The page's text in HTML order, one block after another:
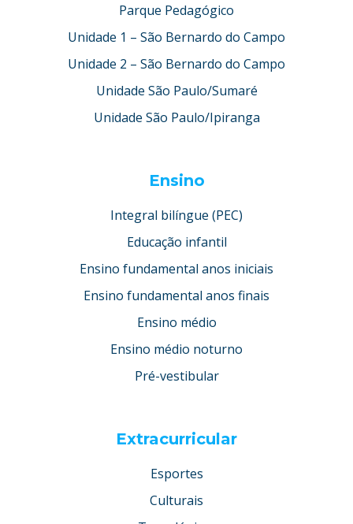
Parque Pedagógico
Unidade 1 – São Bernardo do Campo
Unidade 2 – São Bernardo do Campo
Unidade São Paulo/Sumaré
Unidade São Paulo/Ipiranga
Ensino
Integral bilíngue (PEC)
Educação infantil
Ensino fundamental anos iniciais
Ensino fundamental anos finais
Ensino médio
Ensino médio noturno
Pré-vestibular
Extracurricular
Esportes
Culturais